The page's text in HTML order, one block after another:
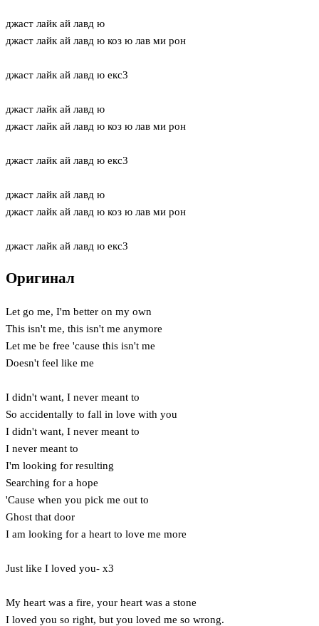
джаст лайк ай лавд ю
джаст лайк ай лавд ю коз ю лав ми рон
джаст лайк ай лавд ю екс3
джаст лайк ай лавд ю
джаст лайк ай лавд ю коз ю лав ми рон
джаст лайк ай лавд ю екс3
джаст лайк ай лавд ю
джаст лайк ай лавд ю коз ю лав ми рон
джаст лайк ай лавд ю екс3
Оригинал
Let go me, I'm better on my own
This isn't me, this isn't me anymore
Let me be free 'cause this isn't me
Doesn't feel like me
I didn't want, I never meant to
So accidentally to fall in love with you
I didn't want, I never meant to
I never meant to
I'm looking for resulting
Searching for a hope
'Cause when you pick me out to
Ghost that door
I am looking for a heart to love me more
Just like I loved you- x3
My heart was a fire, your heart was a stone
I loved you so right, but you loved me so wrong.